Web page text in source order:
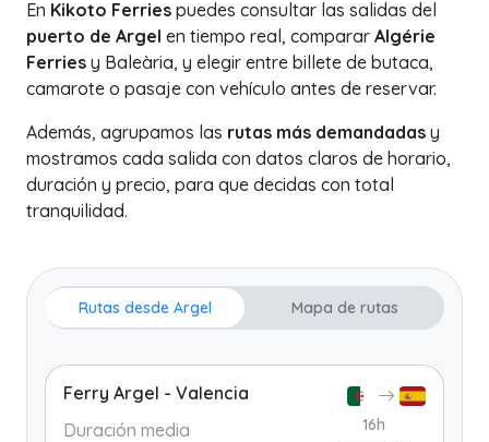
En Kikoto Ferries puedes consultar las salidas del
puerto de Argel en tiempo real, comparar Algérie
Ferries y Baleària, y elegir entre billete de butaca,
camarote o pasaje con vehículo antes de reservar.
Además, agrupamos las rutas más demandadas y
mostramos cada salida con datos claros de horario,
duración y precio, para que decidas con total
tranquilidad.
Rutas desde Argel Mapa de rutas
Ferry Argel - Valencia
Duración media
16h